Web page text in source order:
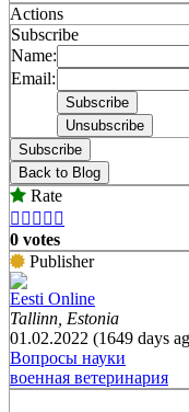
Actions
Subscribe
Name:
Email:
Subscribe
Back to Blog
Rate
    
0 votes
Publisher
Eesti Online
Tallinn, Estonia
01.02.2022 (1649 days
Вопросы науки
военная ветеринария